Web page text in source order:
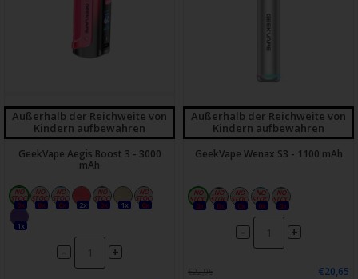
Außerhalb der Reichweite von
Kindern aufbewahren
GeekVape Aegis Boost 3 - 3000
mAh
0x 0x 0x 2x 0x 1x 0x
1x
- +
Außerhalb der Reichweite von
Kindern aufbewahren
GeekVape Wenax S3 - 1100 mAh
0x 0x 0x 0x 0x
- +
€22,95
€20,65